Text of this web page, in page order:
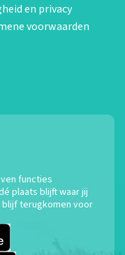
en privacy
voorwaarden
functies
plaats blijft waar jij
blijf terugkomen voor